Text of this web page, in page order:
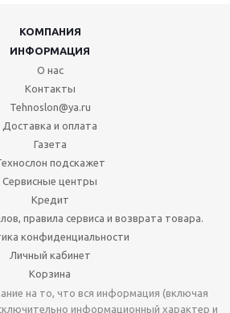
КОМПАНИЯ
ИНФОРМАЦИЯ
О нас
Контакты
Tehnoslon@ya.ru
Доставка и оплата
Газета
подскажет
Сервисные центры
Кредит
правила сервиса и возврата товара.
конфиденциальности
Личный кабинет
Корзина
на то, что вся информация (включая
информационный характер и